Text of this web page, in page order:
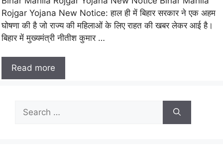
Rojgar Yojana New Notice: हाल ही में बिहार सरकार ने एक अहम
घोषणा की है जो राज्य की महिलाओं के लिए राहत की खबर लेकर आई है।
बिहार में मुख्यमंत्री नीतीश कुमार …
Read more